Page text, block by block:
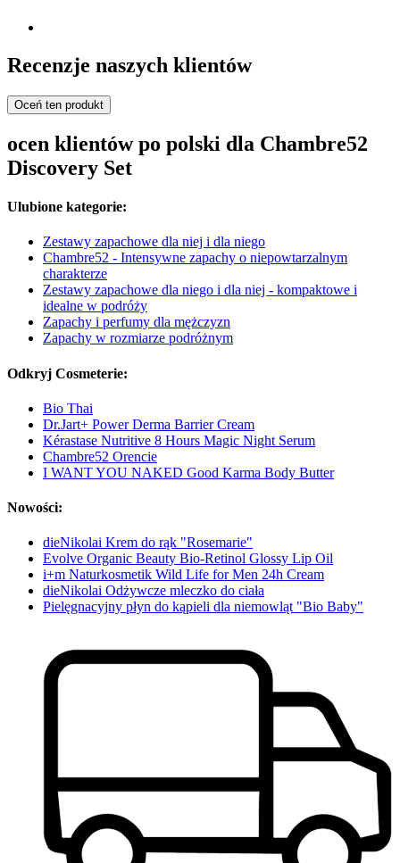
Recenzje naszych klientów
Oceń ten produkt
ocen klientów po polski dla Chambre52
Discovery Set
Ulubione kategorie:
Zestawy zapachowe dla niej i dla niego
Chambre52 - Intensywne zapachy o niepowtarzalnym
charakterze
Zestawy zapachowe dla niego i dla niej - kompaktowe i
idealne w podróży
Zapachy i perfumy dla mężczyzn
Zapachy w rozmiarze podróżnym
Odkryj Cosmeterie:
Bio Thai
Dr.Jart+ Power Derma Barrier Cream
Kérastase Nutritive 8 Hours Magic Night Serum
Chambre52 Orencie
I WANT YOU NAKED Good Karma Body Butter
Nowości:
dieNikolai Krem do rąk "Rosemarie"
Evolve Organic Beauty Bio-Retinol Glossy Lip Oil
i+m Naturkosmetik Wild Life for Men 24h Cream
dieNikolai Odżywcze mleczko do ciała
Pielęgnacyjny płyn do kąpieli dla niemowląt "Bio Baby"